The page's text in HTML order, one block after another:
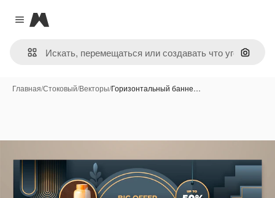
Close menu
Magnific
Поиск
Главная/Стоковый/Векторы/Горизонтальный банне…